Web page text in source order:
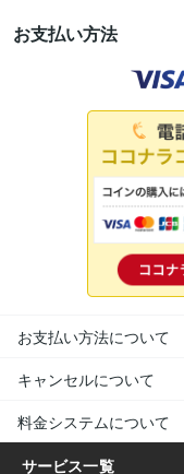
お支払い方法
お支払い方法について
キャンセルについて
料金システムについて